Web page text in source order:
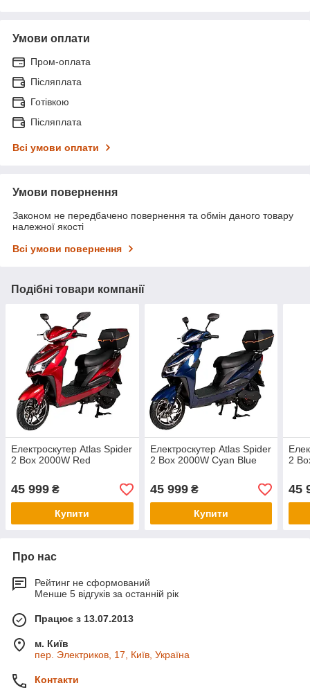
Умови оплати
Пром-оплата
Післяплата
Готівкою
Післяплата
Всі умови оплати
Умови повернення
Законом не передбачено повернення та обмін даного товару
належної якості
Всі умови повернення
Подібні товари компанії
Електроскутер Atlas Spider
2 Box 2000W Red
45 999 ₴
Купити
Електроскутер Atlas Spider
2 Box 2000W Cyan Blue
45 999₴
Купити
2
45
Про нас
Рейтинг не сформований
Менше 5 відгуків за останній рік
Працює з 13.07.2013
м. Київ
пер. Электриков, 17, Київ, Україна
Контакти